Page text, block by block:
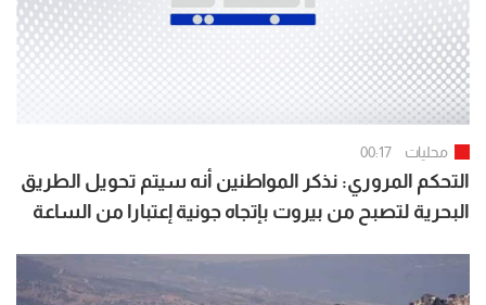
محليات 00:17
التحكم المروري: نذكر المواطنين أنه سيتم تحويل الطريق
البحرية لتصبح من بيروت بإتجاه جونية إعتبارا من الساعة